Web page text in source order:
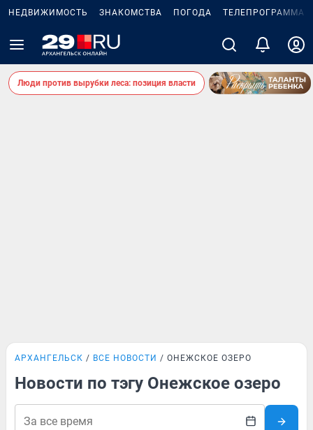
НЕДВИЖИМОСТЬ ЗНАКОМСТВА ПОГОДА ТЕЛЕПРОГРАММА
Люди против вырубки леса: позиция власти
АРХАНГЕЛЬСК ВСЕ НОВОСТИ ОНЕЖСКОЕ ОЗЕРО
Новости по тэгу Онежское озеро